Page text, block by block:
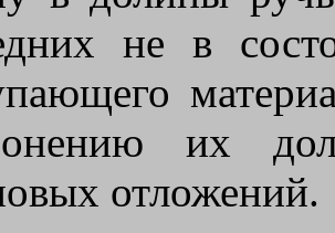
не в
их
отложений.